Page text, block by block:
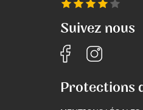
Suivez nous
Protections